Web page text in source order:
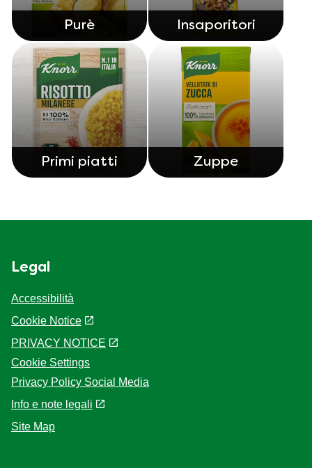
Purè Insaporitori
Primi piatti Zuppe
Legal
Accessibilità
Cookie Notice
PRIVACY NOTICE
Cookie Settings
Privacy Policy Social Media
Info e note legali
Site Map